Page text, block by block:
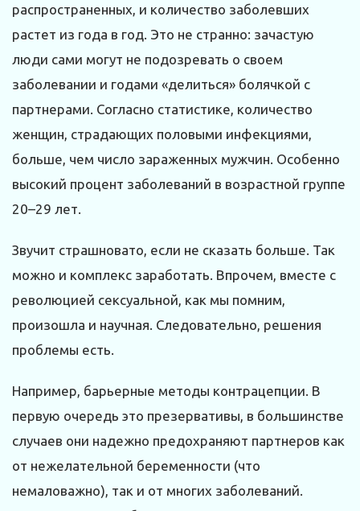
распространенных, и количество заболевших
растет из года в год. Это не странно: зачастую
люди сами могут не подозревать о своем
заболевании и годами «делиться» болячкой с
партнерами. Согласно статистике, количество
женщин, страдающих половыми инфекциями,
больше, чем число зараженных мужчин. Особенно
высокий процент заболеваний в возрастной группе
20–29 лет.
Звучит страшновато, если не сказать больше. Так
можно и комплекс заработать. Впрочем, вместе с
революцией сексуальной, как мы помним,
произошла и научная. Следовательно, решения
проблемы есть.
Например, барьерные методы контрацепции. В
первую очередь это презервативы, в большинстве
случаев они надежно предохраняют партнеров как
от нежелательной беременности (что
немаловажно), так и от многих заболеваний.